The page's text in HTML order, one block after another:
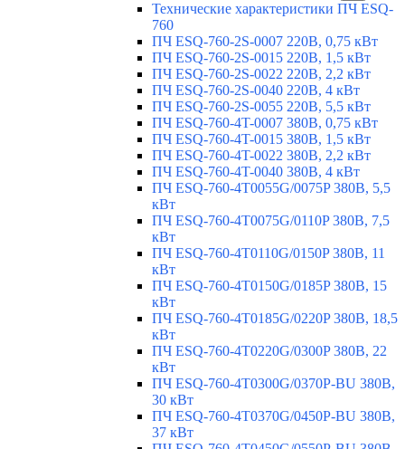
Технические характеристики ПЧ ESQ-
760
ПЧ ESQ-760-2S-0007 220В, 0,75 кВт
ПЧ ESQ-760-2S-0015 220В, 1,5 кВт
ПЧ ESQ-760-2S-0022 220В, 2,2 кВт
ПЧ ESQ-760-2S-0040 220В, 4 кВт
ПЧ ESQ-760-2S-0055 220В, 5,5 кВт
ПЧ ESQ-760-4T-0007 380В, 0,75 кВт
ПЧ ESQ-760-4T-0015 380В, 1,5 кВт
ПЧ ESQ-760-4T-0022 380В, 2,2 кВт
ПЧ ESQ-760-4T-0040 380В, 4 кВт
ПЧ ESQ-760-4T0055G/0075P 380В, 5,5
кВт
ПЧ ESQ-760-4T0075G/0110P 380В, 7,5
кВт
ПЧ ESQ-760-4T0110G/0150P 380В, 11
кВт
ПЧ ESQ-760-4T0150G/0185P 380В, 15
кВт
ПЧ ESQ-760-4T0185G/0220P 380В, 18,5
кВт
ПЧ ESQ-760-4T0220G/0300P 380В, 22
кВт
ПЧ ESQ-760-4T0300G/0370P-BU 380В,
30 кВт
ПЧ ESQ-760-4T0370G/0450P-BU 380В,
37 кВт